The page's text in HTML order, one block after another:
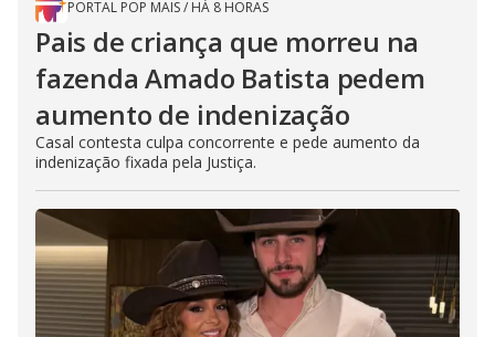
PORTAL POP MAIS/ HÁ 8 HORAS
Pais de criança que morreu na
fazenda Amado Batista pedem
aumento de indenização
Casal contesta culpa concorrente e pede aumento da
indenização fixada pela Justiça.